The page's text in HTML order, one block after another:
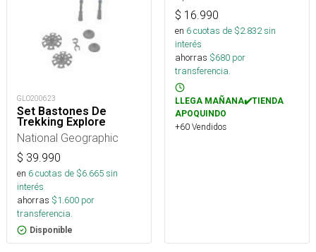
GLO200623
Set Bastones De
Trekking Explore
National Geographic
$ 39.990
en 6cuotas de $6.665sin
interés
ahorras $1.600 por
transferencia.
Disponible
$ 16.990
en 6cuotas de $2.832sin
interés
ahorras $680 por
transferencia.
LLEGA MAÑANA✔️TIENDA
APOQUINDO
+60 Vendidos